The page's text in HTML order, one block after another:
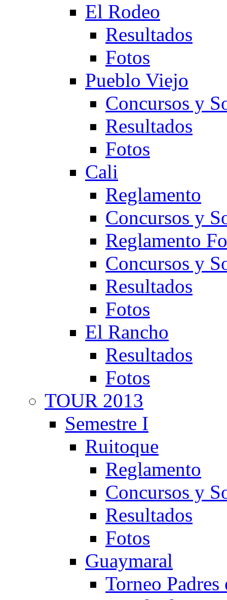
El Rodeo
Resultados
Fotos
Pueblo Viejo
Concursos y
Resultados
Fotos
Cali
Reglamento
Concursos y
Reglamento
Concursos y
Resultados
Fotos
El Rancho
Resultados
Fotos
TOUR 2013
Semestre I
Ruitoque
Reglamento
Concursos y
Resultados
Fotos
Guaymaral
Torneo